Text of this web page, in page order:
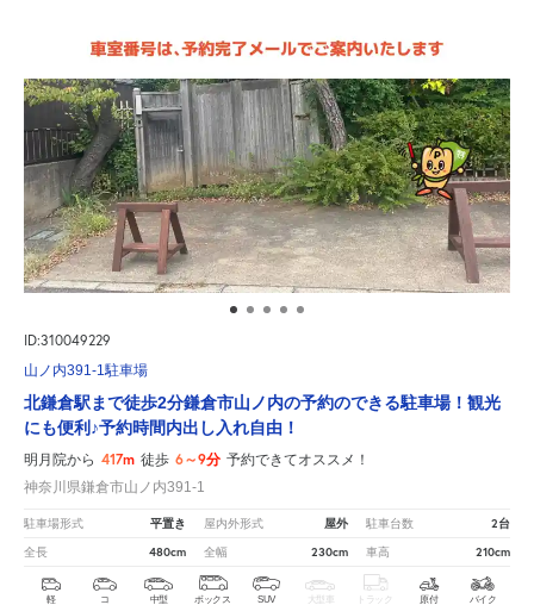
ID:310049229
山ノ内391-1駐車場
北鎌倉駅まで徒歩2分鎌倉市山ノ内の予約のできる駐車場！観光
にも便利♪予約時間内出し入れ自由！
明月院から 417m 徒歩 6～9分 予約できてオススメ！
神奈川県鎌倉市山ノ内391-1
駐車場形式 平置き 屋内外形式 屋外 駐車台数 2台
全長 480cm 全幅 230cm 車高 210cm
軽 コ 中型 ボックス SUV 大型車 トラック 原付 バイク